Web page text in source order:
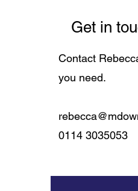
Get in
Contact
you need.
0114 3035053